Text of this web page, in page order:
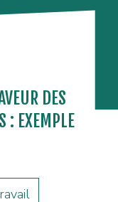
DES
: EXEMPLE